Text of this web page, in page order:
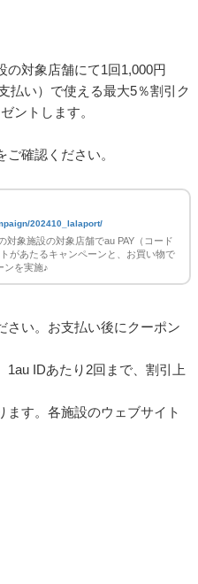
の対象店舗にて1回1,000円
払い）で使える最大5％割引ク
ントします。
確認ください。
202410_lalaport/
対象施設の対象店舗でau PAY（コード
があたるキャンペーンと、お買い物で
ンを実施♪
い。お支払い後にクーポン
IDあたり2回まで、割引上
す。各施設のウェブサイト